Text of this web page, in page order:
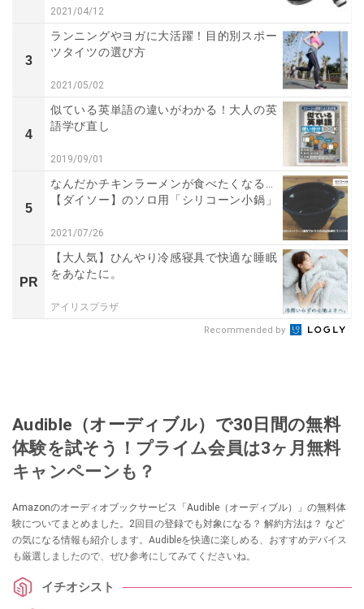
2021/04/12
3
ランニングやヨガに大活躍！目的別スポー
ツタイツの選び方
2021/05/02
4
似ている英単語の違いがわかる！大人の英
語学び直し
2019/09/01
5
なんだかチキンラーメンが食べたくなる…
【ダイソー】のソロ用「シリコーン小鍋」
2021/07/26
PR
【大人気】ひんやり冷感寝具で快適な睡眠
をあなたに。
アイリスプラザ
Recommended by
Audible（オーディブル）で30日間の無料
体験を試そう！プライム会員は3ヶ月無料
キャンペーンも？
Amazonのオーディオブックサービス「Audible（オーディブル）」の無料体
験についてまとめました。2回目の登録でも対象になる？ 解約方法は？ など
の気になる情報も紹介します。Audibleを快適に楽しめる、おすすめデバイス
も厳選しましたので、ぜひ参考にしてみてくださいね。
イチオシスト